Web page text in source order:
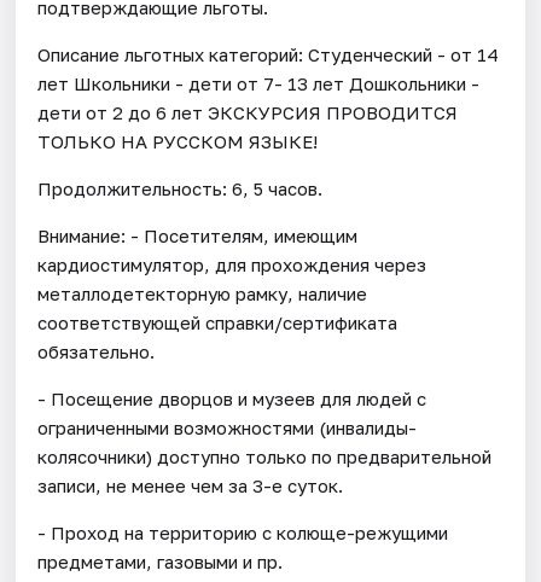
подтверждающие льготы.
Описание льготных категорий: Студенческий - от 14
лет Школьники - дети от 7- 13 лет Дошкольники -
дети от 2 до 6 лет ЭКСКУРСИЯ ПРОВОДИТСЯ
ТОЛЬКО НА РУССКОМ ЯЗЫКЕ!
Продолжительность: 6, 5 часов.
Внимание: - Посетителям, имеющим
кардиостимулятор, для прохождения через
металлодетекторную рамку, наличие
соответствующей справки/сертификата
обязательно.
- Посещение дворцов и музеев для людей с
ограниченными возможностями (инвалиды-
колясочники) доступно только по предварительной
записи, не менее чем за 3-е суток.
- Проход на территорию с колюще-режущими
предметами, газовыми и пр.